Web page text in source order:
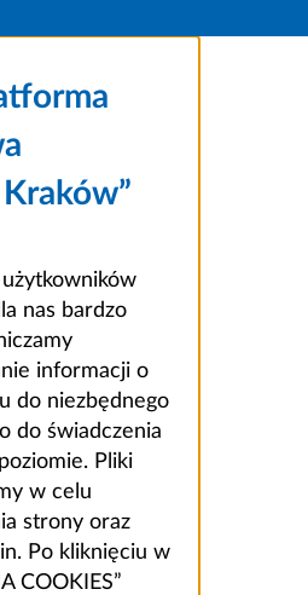
nas bardzo
informacji o
do niezbędnego
do świadczenia
Pliki
w celu
strony oraz
Po kliknięciu w
COOKIES”